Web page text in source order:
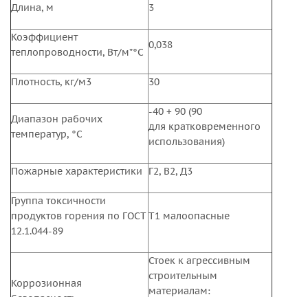
Длина, м 3
Коэффициент
теплопроводности, Вт/м*°С
0,038
Плотность, кг/м3 30
Диапазон рабочих
температур, °С
-40 + 90 (90
для кратковременного
использования)
Пожарные характеристики Г2, В2, Д3
Группа токсичности
продуктов горения по ГОСТ
12.1.044-89
Т1 малоопасные
Коррозионная
Стоек к агрессивным
строительным
материалам: